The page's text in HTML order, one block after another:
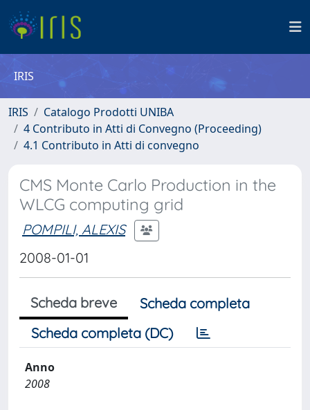
IRIS
IRIS
Catalogo Prodotti UNIBA
4 Contributo in Atti di Convegno (Proceeding)
4.1 Contributo in Atti di convegno
CMS Monte Carlo Production in the
WLCG computing grid
POMPILI, ALEXIS
2008-01-01
Scheda breve
Scheda completa
Scheda completa (DC)
Anno
2008